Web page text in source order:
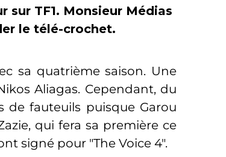
sur TF1. Monsieur Médias
le télé-crochet.
sa quatrième saison. Une
Aliagas. Cependant, du
de fauteuils puisque Garou
qui fera sa première ce
signé pour "The Voice 4".